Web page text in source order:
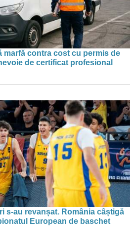
marfă contra cost cu permis de
de certificat profesional
s-au revanșat. România câștigă
European de baschet